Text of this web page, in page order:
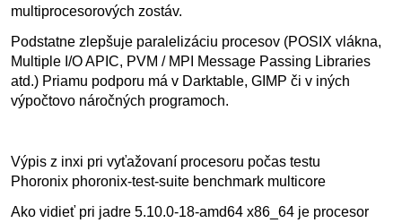
multiprocesorových zostáv.
Podstatne zlepšuje paralelizáciu procesov (POSIX vlákna,
Multiple I/O APIC, PVM / MPI Message Passing Libraries
atd.) Priamu podporu má v Darktable, GIMP či v iných
výpočtovo náročných programoch.
Výpis z inxi pri vyťažovaní procesoru počas testu
Phoronix phoronix-test-suite benchmark multicore
Ako vidieť pri jadre 5.10.0-18-amd64 x86_64 je procesor